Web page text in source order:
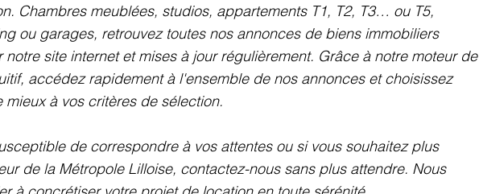
Chambres meublées, studios, appartements T1, T2, T3… ou T5,
ou garages, retrouvez toutes nos annonces de biens immobiliers
notre site internet et mises à jour régulièrement. Grâce à notre moteur de
accédez rapidement à l'ensemble de nos annonces et choisissez
mieux à vos critères de sélection.
de correspondre à vos attentes ou si vous souhaitez plus
de la Métropole Lilloise, contactez-nous sans plus attendre. Nous